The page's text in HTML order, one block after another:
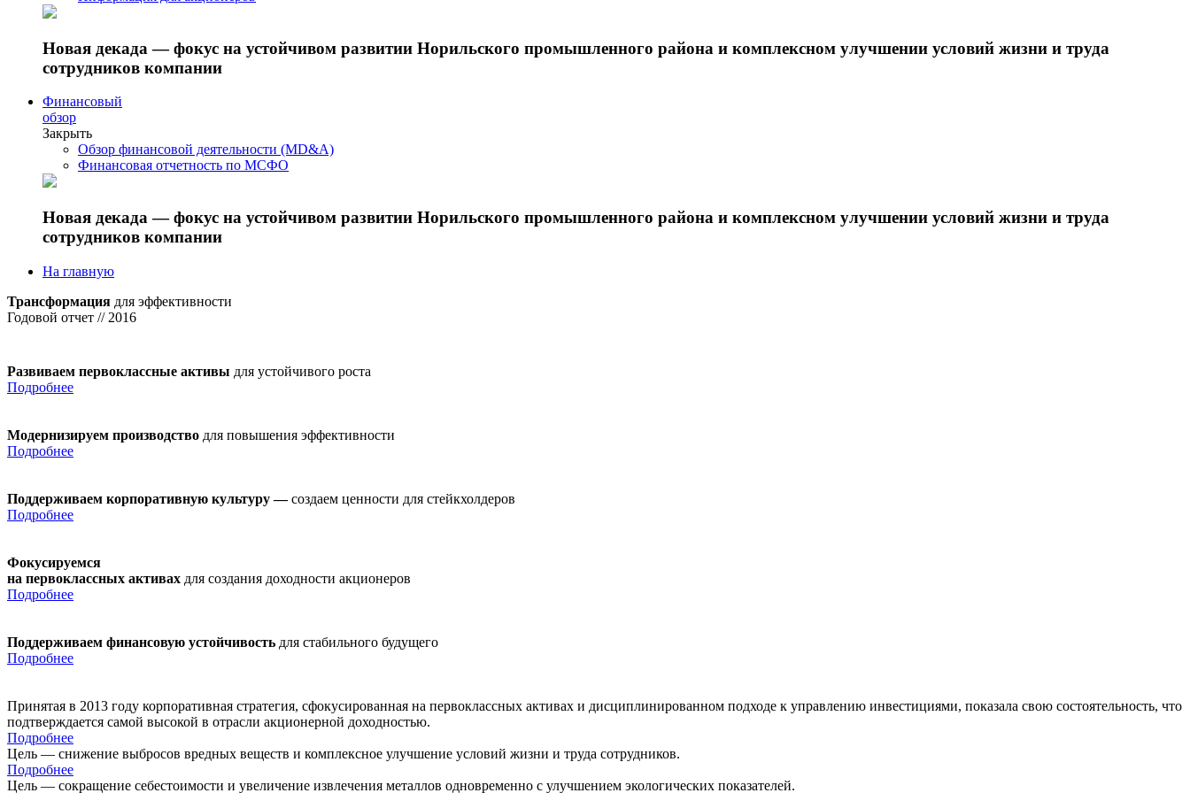
Новая декада — фокус на устойчивом развитии Норильского промышленного района и комплексном улучшении условий жизни и труда
сотрудников компании
Финансовый
обзор
Закрыть
Обзор финансовой деятельности (MD&A)
Финансовая отчетность по МСФО
Новая декада — фокус на устойчивом развитии Норильского промышленного района и комплексном улучшении условий жизни и труда
сотрудников компании
На главную
Трансформация для эффективности
Годовой отчет // 2016
Развиваем первоклассные активы для устойчивого роста
Подробнее
Модернизируем производство для повышения эффективности
Подробнее
Поддерживаем корпоративную культуру —создаем ценности для стейкхолдеров
Подробнее
Фокусируемся
на первоклассных активах для создания доходности акционеров
Подробнее
Поддерживаем финансовую устойчивость для стабильного будущего
Подробнее
Принятая в 2013 году корпоративная стратегия, сфокусированная на первоклассных активах и дисциплинированном подходе к управлению инвестициями, показала свою состоятельность, что
подтверждается самой высокой в отрасли акционерной доходностью.
Подробнее
Цель — снижение выбросов вредных веществ и комплексное улучшение условий жизни и труда сотрудников.
Подробнее
Цель — сокращение себестоимости и увеличение извлечения металлов одновременно с улучшением экологических показателей.